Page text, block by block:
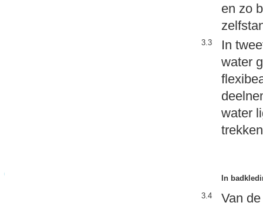
en zo
3.3
In
water
water
In
3.4
Van